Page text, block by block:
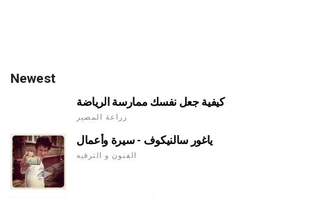
Newest
كيفية جعل نفسك ممارسة الرياضة
زراعة المصير
ياغور سالنيكوف - سيرة وأعمال
الفنون و الترفيه